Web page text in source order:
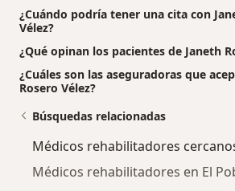
¿Cuándo podría tener una cita con
Vélez?
¿Qué opinan los pacientes de Janeth
¿Cuáles son las aseguradoras que
Rosero Vélez?
Búsquedas relacionadas
Médicos rehabilitadores
Médicos rehabilitadores en El